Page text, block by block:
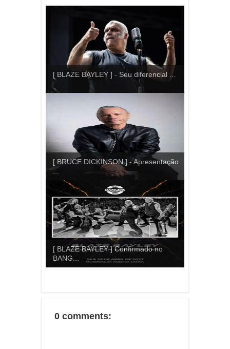
[ BLAZE BAYLEY ] - Seu diferencial ...
[ BRUCE DICKINSON ] - Apresentação
...
[ BLAZE BAYLEY ] Confirmado no
BANG...
0 comments: